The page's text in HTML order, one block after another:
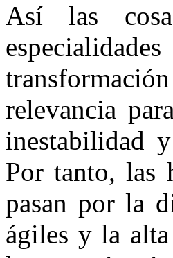
Así las
relevancia
inestabilidad
Por tanto, las
pasan por la
ágiles y la